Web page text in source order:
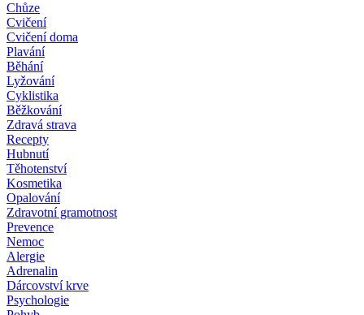
Chůze
Cvičení
Cvičení doma
Plavání
Běhání
Lyžování
Cyklistika
Běžkování
Zdravá strava
Recepty
Hubnutí
Těhotenství
Kosmetika
Opalování
Zdravotní gramotnost
Prevence
Nemoc
Alergie
Adrenalin
Dárcovství krve
Psychologie